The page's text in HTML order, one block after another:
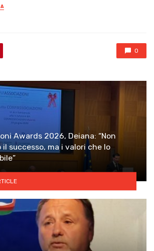
0
Awards 2026, Deiana: “Non
il successo, ma i valori che lo